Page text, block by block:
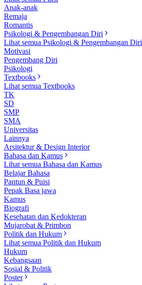
Anak-anak
Remaja
Romantis
Psikologi & Pengembangan Diri
Lihat semua Psikologi & Pengembangan Diri
Motivasi
Pengembang Diri
Psikologi
Textbooks
Lihat semua Textbooks
TK
SD
SMP
SMA
Universitas
Lainnya
Arsitektur & Design Interior
Bahasa dan Kamus
Lihat semua Bahasa dan Kamus
Belajar Bahasa
Pantun & Puisi
Pepak Basa jawa
Kamus
Biografi
Kesehatan dan Kedokteran
Mujarobat & Primbon
Politik dan Hukum
Lihat semua Politik dan Hukum
Hukum
Kebangsaan
Sosial & Politik
Poster